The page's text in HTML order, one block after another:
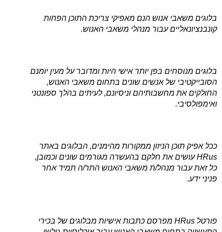
בלוגים משאבי אנוש הנם מאפיקי צריכת התוכן הפחות
קונבנציונאליים עבור מנהלי משאבי האנוש.
בלוגים מנוסחים בפן יותר אישי היות ומדובר על מעין יומנם
הסובייקטיבי של אנשים שונים בתחום משאבי האנוש,
החולקים את מחשבותיהם וניסיונם, לעיתים בהלך ספונטני
ואימפולסיבי.
ככל אפיק תוכן הניזון ממקורות מהימנים, הבלוגים באתר
HRus עושים את חלקם בהעשרה מגורמים שונים וכמובן,
כל זאת עבור מנהל/ת משאבי האנוש התר/ה תמיד אחר
פניני ידע.
פורטל HRus מפרסם כתבות אישיות מבלוגים של בכירי